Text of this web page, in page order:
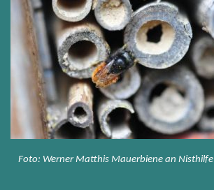
Foto: Werner Matthis Mauerbiene an Nisthilfe